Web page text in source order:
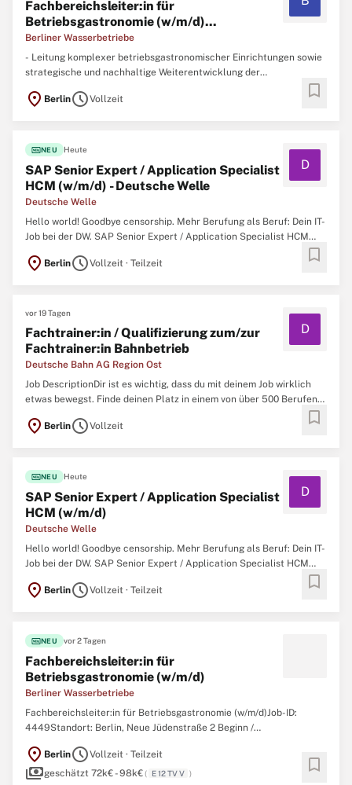
Fachbereichsleiter:in für
Betriebsgastronomie (w/m/d)...
Berliner Wasserbetriebe
- Leitung komplexer betriebsgastronomischer Einrichtungen sowie
strategische und nachhaltige Weiterentwicklung der
Weiterentwicklung eines modernen und zielgruppenorientierten
location_on BerlinscheduleVollzeit bookmark
fiber_newNEU Heute
SAP Senior Expert / Application Specialist
HCM (w/m/d) - Deutsche Welle
Deutsche Welle
D
Hello world! Goodbye censorship. Mehr Berufung als Beruf: Dein IT-
Job bei der DW. SAP Senior Expert / Application Specialist HCM
(w/m/d) Wir suchen für die Distribution, Marketing and Technology
am Standort Bonn oder Berlin zum 1. Oktober 2026 bzw. zum
location_on BerlinscheduleVollzeit · Teilzeit bookmark
vor 19 Tagen
Fachtrainer:in / Qualifizierung zum/zur
Fachtrainer:in Bahnbetrieb
Deutsche Bahn AG Region Ost
D
Job DescriptionDir ist es wichtig, dass du mit deinem Job wirklich
etwas bewegst. Finde deinen Platz in einem von über 500 Berufen
bei der Deutschen Bahn. Wir bieten Profis und Berufsstarter:innen
sichere Jobs mit Zukunftsperspektiven. xmdgtar Bewirb dich jetzt
location_on BerlinscheduleVollzeit bookmark
fiber_newNEU Heute
SAP Senior Expert / Application Specialist
HCM (w/m/d)
Deutsche Welle
D
Hello world! Goodbye censorship. Mehr Berufung als Beruf: Dein IT-
Job bei der DW. SAP Senior Expert / Application Specialist HCM
(w/m/d) Wir suchen für die Distribution, Marketing and Technology
am Standort Bonn oder Berlin zum 1. Oktober 2026 bzw. zum
location_on BerlinscheduleVollzeit · Teilzeit bookmark
fiber_newNEU vor 2 Tagen
Fachbereichsleiter:in für
Betriebsgastronomie (w/m/d)
Berliner Wasserbetriebe
Fachbereichsleiter:in für Betriebsgastronomie (w/m/d)Job-ID:
4449Standort: Berlin, Neue Jüdenstraße 2 Beginn /
Personalmanagement ist zentraler Ansprechpartner für alle
Personalangelegenheiten. Hierzu zählen die Beratung von
location_on BerlinscheduleVollzeit · Teilzeit
paymentsgeschätzt 72k€ - 98k€( E 12 TV V ) bookmark